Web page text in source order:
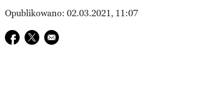
Opublikowano: 02.03.2021, 11:07
Udostępnij na facebook
Udostępnij na twitter
E-mail do przyjaciela